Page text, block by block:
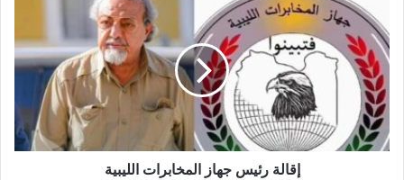
إقالة رئيس جهاز المخابرات الليبية